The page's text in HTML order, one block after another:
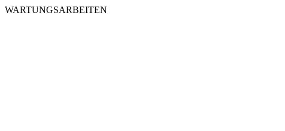
WARTUNGSARBEITEN